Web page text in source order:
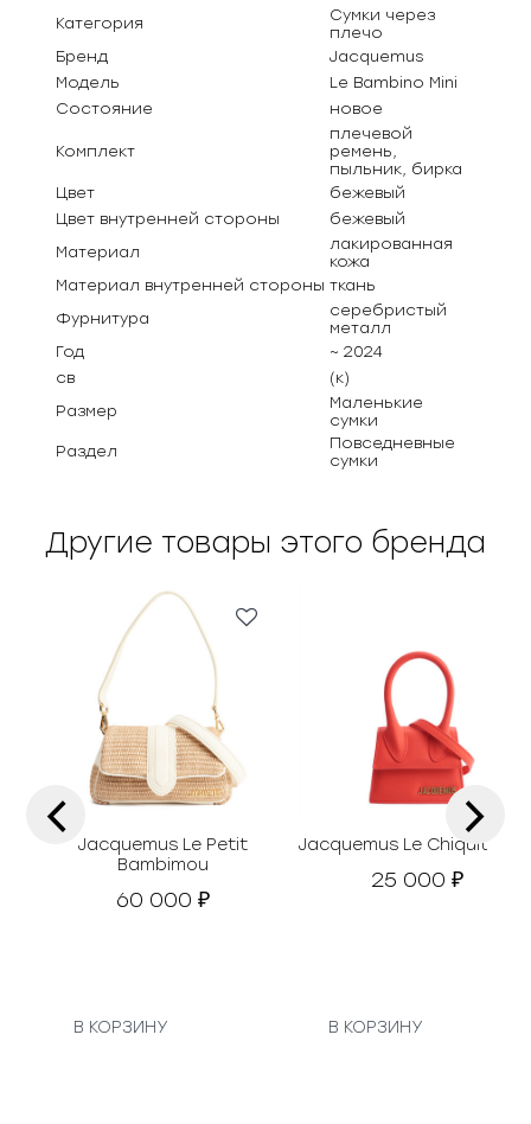
Категория
Сумки через
плечо
Бренд
Jacquemus
Модель
Le Bambino Mini
Состояние
новое
Комплект
плечевой
ремень,
пыльник, бирка
Цвет
бежевый
Цвет внутренней стороны
бежевый
Материал
лакированная
кожа
Материал внутренней стороны ткань
Фурнитура
серебристый
металл
Год
~ 2024
св
(к)
Размер
Маленькие
сумки
Раздел
Повседневные
сумки
Другие товары этого бренда
Jacquemus Le Petit
Bambimou
60 000 ₽
В КОРЗИНУ
Jacquemus Le Chiquito
25 000₽
В КОРЗИНУ
‹ ›